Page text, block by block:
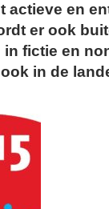
actieve en
er ook
fictie en
in de